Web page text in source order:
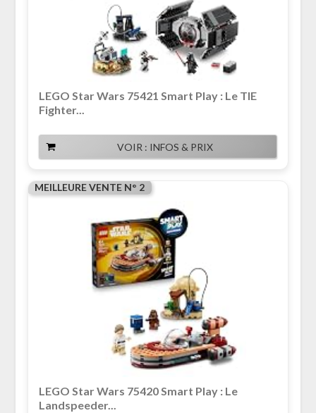
LEGO Star Wars 75421 Smart Play : Le TIE
Fighter...
VOIR : INFOS & PRIX
MEILLEURE VENTE N° 2
LEGO Star Wars 75420 Smart Play : Le
Landspeeder...